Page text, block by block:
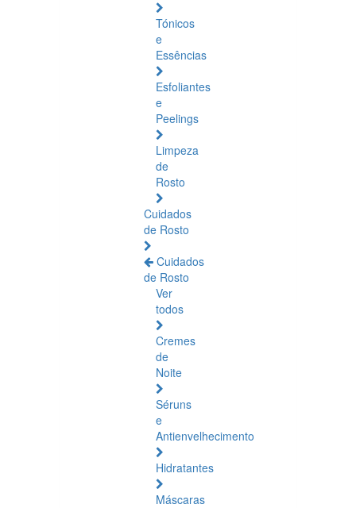
Tónicos
e
Essências
Esfoliantes
e
Peelings
Limpeza
de
Rosto
Cuidados
de Rosto
Cuidados
de Rosto
Ver
todos
Cremes
de
Noite
Séruns
e
Antienvelhecimento
Hidratantes
Máscaras